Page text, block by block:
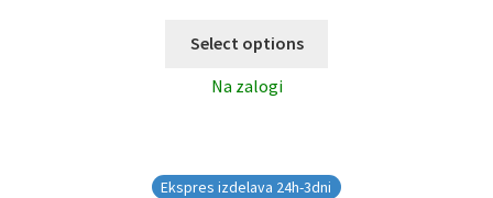
Select options
Na zalogi
Ekspres izdelava 24h-3dni